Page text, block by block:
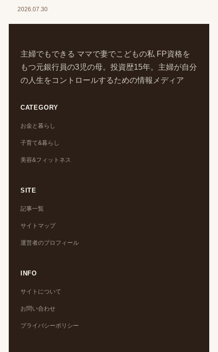
2026.07.30
主婦でもできる ママで妻でこどもの私 FP資格を
もつ元銀行員の3児の母。投資歴15年。主婦が自分
の人生をコントロールするための情報メディア
CATEGORY
お金と暮らし
子育て&暮らし
美容&フィットネス
SITE
記事一覧
サイトマップ
運営者のプロフィール
INFO
サイトについて
お問い合わせ
プライバシーポリシー